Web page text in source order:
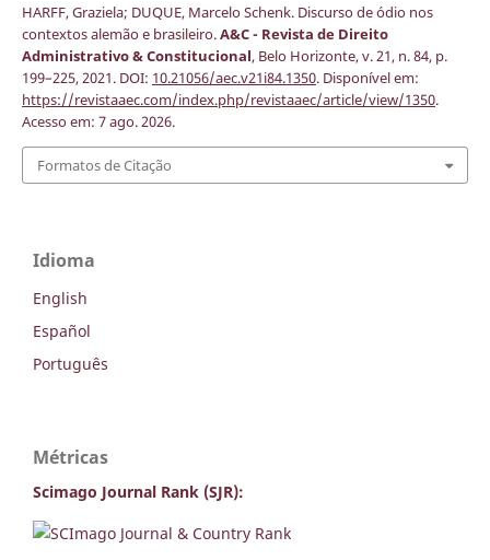
HARFF, Graziela; DUQUE, Marcelo Schenk. Discurso de ódio nos
contextos alemão e brasileiro.A&C - Revista de Direito
Administrativo & Constitucional, Belo Horizonte, v. 21, n. 84, p.
199–225, 2021. DOI: 10.21056/aec.v21i84.1350. Disponível em:
https://revistaaec.com/index.php/revistaaec/article/view/1350.
Acesso em: 7 ago. 2026.
Formatos de Citação
Idioma
English
Español
Português
Métricas
Scimago Journal Rank (SJR):